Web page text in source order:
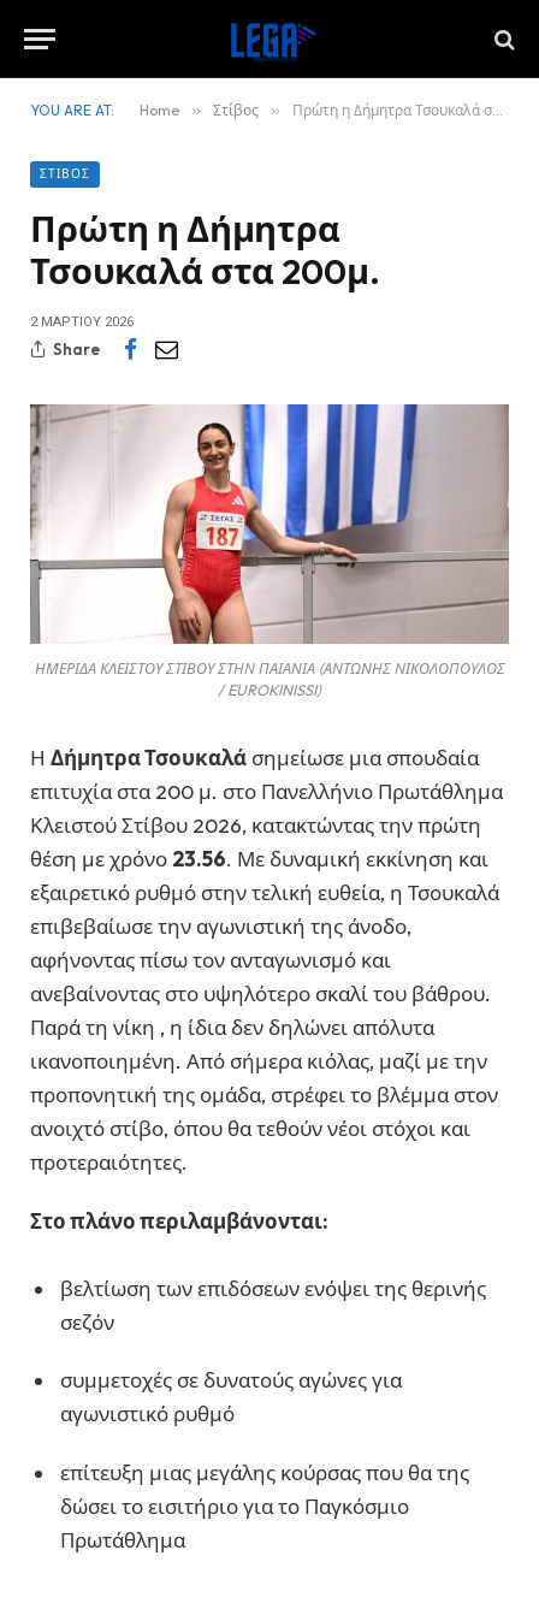
YOU ARE AT: Home » Στίβος » Πρώτη η Δήμητρα Τσουκαλά στα 200μ.
ΣΤΊΒΟΣ
Πρώτη η Δήμητρα
Τσουκαλά στα 200μ.
2 ΜΑΡΤΊΟΥ 2026
Share
ΗΜΕΡΙΔΑ ΚΛΕΙΣΤΟΥ ΣΤΙΒΟΥ ΣΤΗΝ ΠΑΙΑΝΙΑ (ΑΝΤΩΝΗΣ ΝΙΚΟΛΟΠΟΥΛΟΣ
/ EUROKINISSI)
Η Δήμητρα Τσουκαλά σημείωσε μια σπουδαία
επιτυχία στα 200 μ. στο Πανελλήνιο Πρωτάθλημα
Κλειστού Στίβου 2026, κατακτώντας την πρώτη
θέση με χρόνο 23.56. Με δυναμική εκκίνηση και
εξαιρετικό ρυθμό στην τελική ευθεία, η Τσουκαλά
επιβεβαίωσε την αγωνιστική της άνοδο,
αφήνοντας πίσω τον ανταγωνισμό και
ανεβαίνοντας στο υψηλότερο σκαλί του βάθρου.
Παρά τη νίκη , η ίδια δεν δηλώνει απόλυτα
ικανοποιημένη. Από σήμερα κιόλας, μαζί με την
προπονητική της ομάδα, στρέφει το βλέμμα στον
ανοιχτό στίβο, όπου θα τεθούν νέοι στόχοι και
προτεραιότητες.
Στο πλάνο περιλαμβάνονται:
βελτίωση των επιδόσεων ενόψει της θερινής
σεζόν
συμμετοχές σε δυνατούς αγώνες για
αγωνιστικό ρυθμό
επίτευξη μιας μεγάλης κούρσας που θα της
δώσει το εισιτήριο για το Παγκόσμιο
Πρωτάθλημα